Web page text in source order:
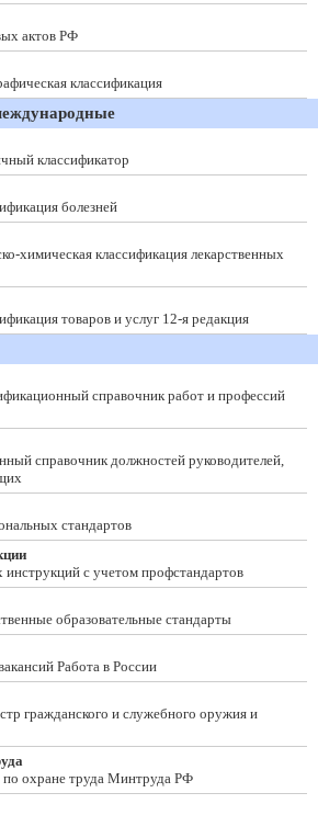
актов РФ
классификация
классификатор
болезней
химическая классификация лекарственных
товаров и услуг 12-я редакция
справочник работ и профессий
справочник должностей руководителей,
стандартов
с учетом профстандартов
образовательные стандарты
Работа в России
гражданского и служебного оружия и
охране труда Минтруда РФ